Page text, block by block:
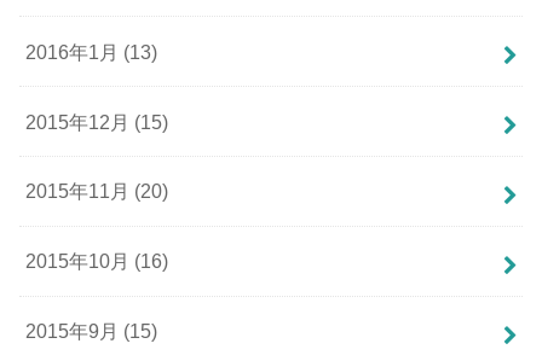
2016年1月 (13)
2015年12月 (15)
2015年11月 (20)
2015年10月 (16)
2015年9月 (15)